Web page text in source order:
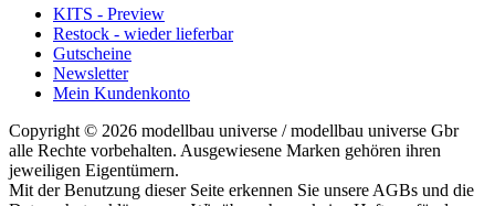
KITS - Preview
Restock - wieder lieferbar
Gutscheine
Newsletter
Mein Kundenkonto
Copyright © 2026 modellbau universe / modellbau universe Gbr
alle Rechte vorbehalten. Ausgewiesene Marken gehören ihren
jeweiligen Eigentümern.
Mit der Benutzung dieser Seite erkennen Sie unsere AGBs und die